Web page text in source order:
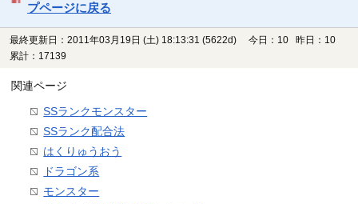
プページに戻る
最終更新日：2011年03月19日 (土) 18:13:31 (5622d)
今日：10 昨日：10
累計：17139
関連ページ
SSランクモンスター
SSランク配合法
はくりゅうおう
ドラゴン系
モンスター